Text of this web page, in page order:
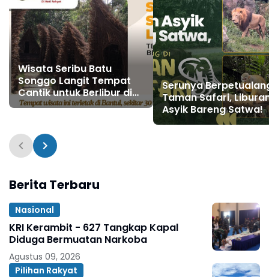
Wisata Seribu Batu
Songgo Langit Tempat
Cantik untuk Berlibur di
Yogyakarta
Serunya
Taman Safari,
Asyik Bareng Satwa!
Berita Terbaru
Nasional
KRI Kerambit - 627 Tangkap Kapal
Diduga Bermuatan Narkoba
Agustus 09, 2026
Pilihan Rakyat